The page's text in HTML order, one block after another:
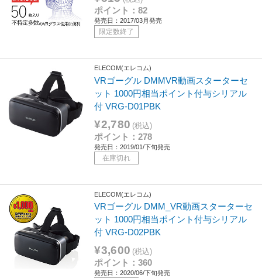
ポイント：82
発売日：2017/03月発売
限定数終了
ELECOM(エレコム)
VRゴーグル DMMVR動画スターターセ
ット 1000円相当ポイント付与シリアル
付 VRG-D01PBK
¥2,780 (税込)
ポイント：278
発売日：2019/01/下旬発売
在庫切れ
ELECOM(エレコム)
VRゴーグル DMM_VR動画スターターセ
ット 1000円相当ポイント付与シリアル
付 VRG-D02PBK
¥3,600 (税込)
ポイント：360
発売日：2020/06/下旬発売